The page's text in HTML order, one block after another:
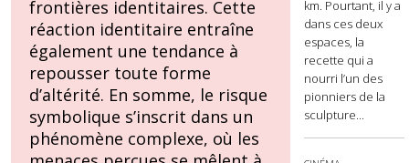
frontières identitaires. Cette
réaction identitaire entraîne
également une tendance à
repousser toute forme
d’altérité. En somme, le risque
symbolique s’inscrit dans un
phénomène complexe, où les
km. Pourtant, il y a
dans ces deux
espaces, la
recette qui a
nourri l’un des
pionniers de la
sculpture...